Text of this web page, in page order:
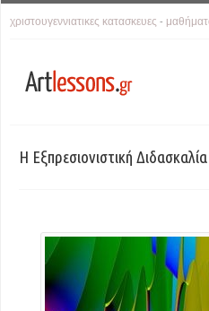
χριστουγεννιατικες κατασκευες -
Η Εξπρεσιονιστική